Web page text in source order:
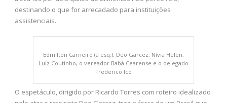
destinando o que for arrecadado para instituições
assistenciais.
Edmilton Carneiro (à esq.), Deo Garcez, Nívia Helen,
Luiz Coutinho, o vereador Babá Cearense e o delegado
Frederico Ico
O espetáculo, dirigido por Ricardo Torres com roteiro idealizado